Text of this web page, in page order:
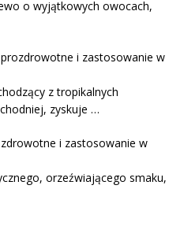
o wyjątkowych owocach,
i zastosowanie w
z tropikalnych
zyskuje …
i zastosowanie w
orzeźwiającego smaku,